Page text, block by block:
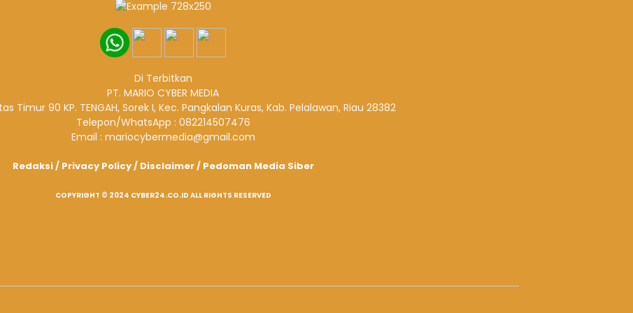
Di Terbitkan
PT. MARIO CYBER MEDIA
Timur 90 KP. TENGAH, Sorek I, Kec. Pangkalan Kuras, Kab. Pelalawan, Riau 28382
Telepon/WhatsApp : 082214507476
Email : mariocybermedia@gmail.com
Redaksi/ Privacy Policy/ Disclaimer/ Pedoman Media Siber
COPYRIGHT © 2024 CYBER24.CO.ID ALL RIGHTS RESERVED